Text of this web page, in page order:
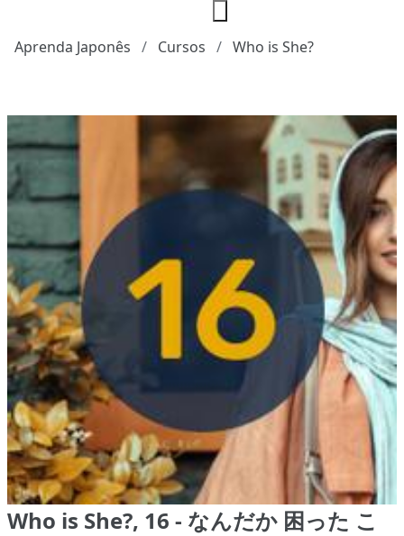
Aprenda Japonês Cursos Who is She?
Who is She?, 16 - なんだか 困った こ